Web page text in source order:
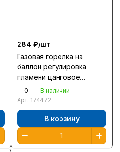
284 ₽/шт
Газовая горелка на
баллон регулировка
пламени цанговое
0
В наличии
Арт. 174472
В корзину